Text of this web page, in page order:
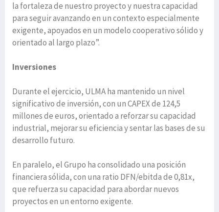
la fortaleza de nuestro proyecto y nuestra capacidad
para seguir avanzando en un contexto especialmente
exigente, apoyados en un modelo cooperativo sólido y
orientado al largo plazo”.
Inversiones
Durante el ejercicio, ULMA ha mantenido un nivel
significativo de inversión, con un CAPEX de 124,5
millones de euros, orientado a reforzar su capacidad
industrial, mejorar su eficiencia y sentar las bases de su
desarrollo futuro.
En paralelo, el Grupo ha consolidado una posición
financiera sólida, con una ratio DFN/ebitda de 0,81x,
que refuerza su capacidad para abordar nuevos
proyectos en un entorno exigente.